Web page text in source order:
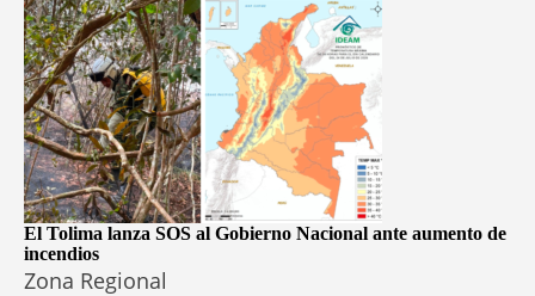
El Tolima lanza SOS al Gobierno Nacional ante aumento de
incendios
Zona Regional